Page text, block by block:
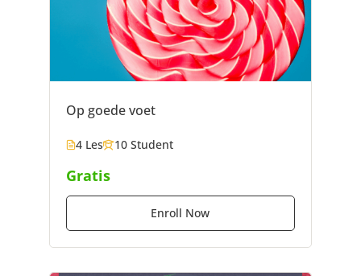
Op goede voet
4 Les 10 Student
Gratis
Enroll Now